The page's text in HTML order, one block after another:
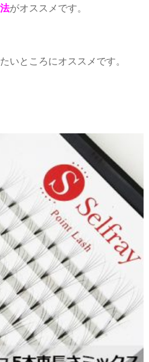
がオススメです。
いところにオススメです。